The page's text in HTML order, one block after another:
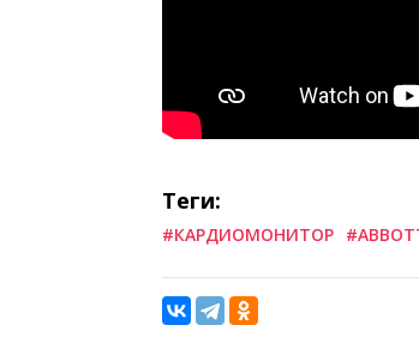
Теги:
#КАРДИОМОНИТОР